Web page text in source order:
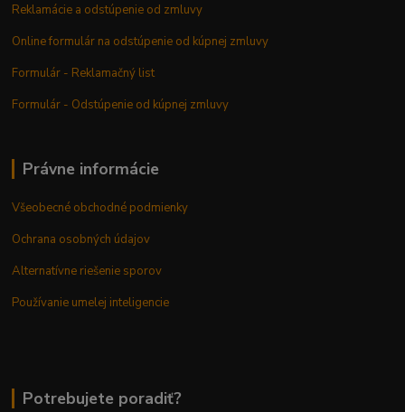
Reklamácie a odstúpenie od zmluvy
Online formulár na odstúpenie od kúpnej zmluvy
Formulár - Reklamačný list
Formulár - Odstúpenie od kúpnej zmluvy
Právne informácie
Všeobecné obchodné podmienky
Ochrana osobných údajov
Alternatívne riešenie sporov
Používanie umelej inteligencie
Potrebujete poradiť?